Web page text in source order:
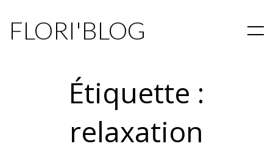
FLORI'BLOG
Étiquette :
relaxation